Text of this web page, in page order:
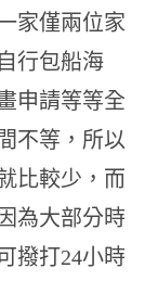
家僅兩位家
行包船海
申請等等全
不等，所以
比較少，而
為大部分時
撥打24小時